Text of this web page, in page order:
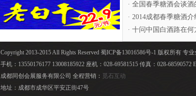
· 全国春季糖酒会谈
· 2014成都春季糖酒
· 十问中国白酒路在何
Copyright 2013-2015 All Rights Reserved 蜀ICP备13016586号-1 版权所有 专
手机：13550176177 13008185922 座机：028-69581515 传真：028-68590572
成都同创会展服务有限公司 全程营销： 觅石互动
地址：成都市成华区平安正街47号